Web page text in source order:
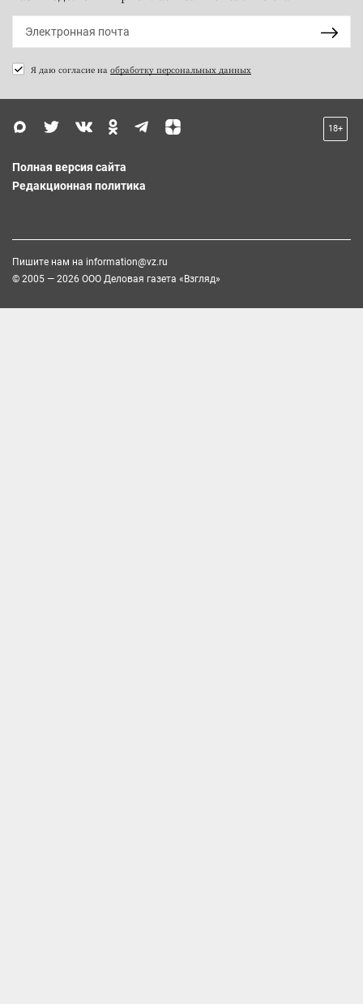
Я даю согласие на обработку персональных данных
18+
Полная версия сайта
Редакционная политика
Пишите нам на information@vz.ru
© 2005 — 2026 ООО Деловая газета «Взгляд»